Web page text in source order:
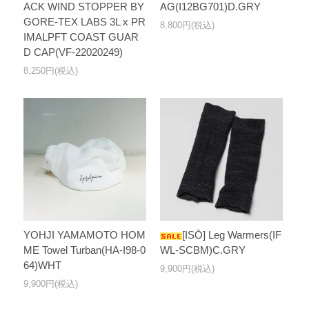
ACK WIND STOPPER BY
GORE-TEX LABS 3L x PR
IMALPFT COAST GUAR
D CAP(VF-22020249)
8,250円(税込)
AG(I12BG701)D.GRY
8,800円(税込)
YOHJI YAMAMOTO HOM
ME Towel Turban(HA-I98-0
64)WHT
9,900円(税込)
[ISŌ] Leg Warmers(IF
WL-SCBM)C.GRY
9,900円(税込)